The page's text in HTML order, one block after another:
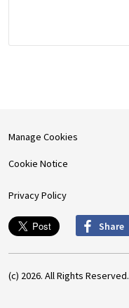
Manage Cookies
Cookie Notice
Privacy Policy
Share
(c) 2026. All Rights Reserved.